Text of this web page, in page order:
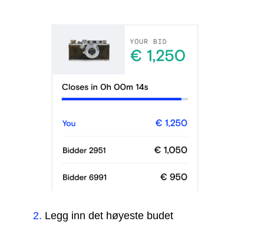
2. Legg inn det høyeste budet